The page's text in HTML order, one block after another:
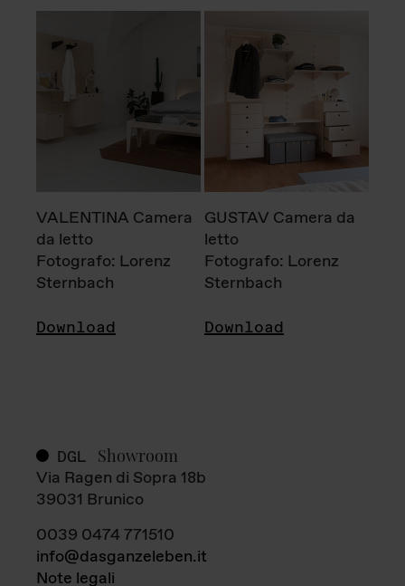
VALENTINA Camera
da letto
Fotografo: Lorenz
Sternbach
Download
GUSTAV Camera da
letto
Fotografo: Lorenz
Sternbach
Download
DGL Showroom
Via Ragen di Sopra 18b
39031 Brunico
0039 0474 771510
info@dasganzeleben.it
Note legali